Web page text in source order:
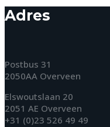
Adres
Postbus 31
2050AA Overveen
Elswoutslaan 20
2051 AE Overveen
+31 (0)23 526 49 49